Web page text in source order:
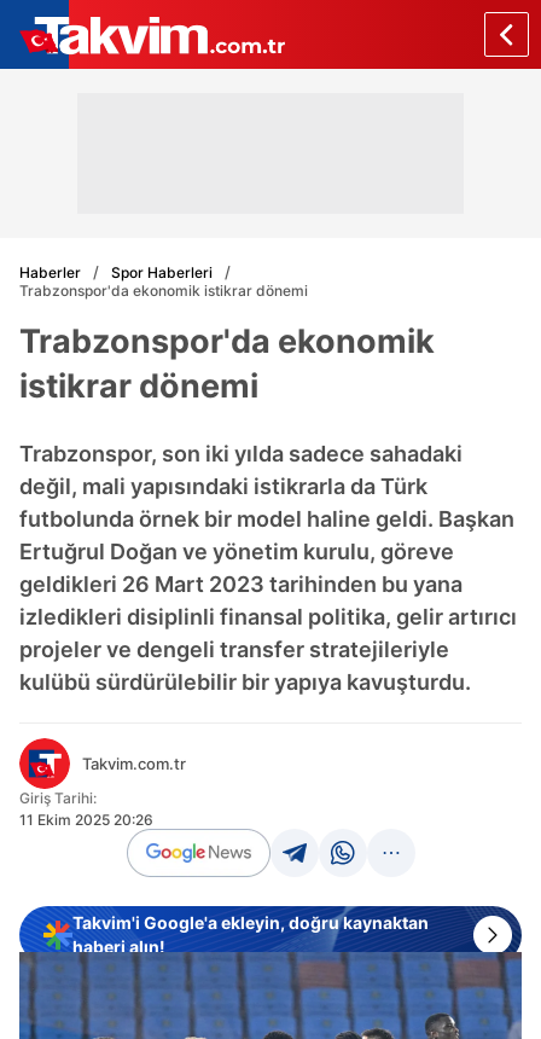
Haberler
Spor Haberleri
Trabzonspor'da ekonomik istikrar dönemi
Trabzonspor'da ekonomik
istikrar dönemi
Trabzonspor, son iki yılda sadece sahadaki
değil, mali yapısındaki istikrarla da Türk
futbolunda örnek bir model haline geldi. Başkan
Ertuğrul Doğan ve yönetim kurulu, göreve
geldikleri 26 Mart 2023 tarihinden bu yana
izledikleri disiplinli finansal politika, gelir artırıcı
projeler ve dengeli transfer stratejileriyle
kulübü sürdürülebilir bir yapıya kavuşturdu.
Takvim.com.tr
Giriş Tarihi:
11 Ekim 2025 20:26
Takvim'i Google'a ekleyin, doğru kaynaktan
haberi alın!